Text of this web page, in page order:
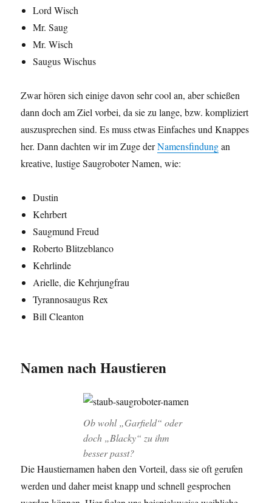
Lord Wisch
Mr. Saug
Mr. Wisch
Saugus Wischus
Zwar hören sich einige davon sehr cool an, aber schießen
dann doch am Ziel vorbei, da sie zu lange, bzw. kompliziert
auszusprechen sind. Es muss etwas Einfaches und Knappes
her. Dann dachten wir im Zuge derNamensfindungan
kreative, lustige Saugroboter Namen, wie:
Dustin
Kehrbert
Saugmund Freud
Roberto Blitzeblanco
Kehrlinde
Arielle, die Kehrjungfrau
Tyrannosaugus Rex
Bill Cleanton
Namen nach Haustieren
Ob wohl „Garfield“ oder
doch „Blacky“ zu ihm
besser passt?
Die Haustiernamen haben den Vorteil, dass sie oft gerufen
werden und daher meist knapp und schnell gesprochen